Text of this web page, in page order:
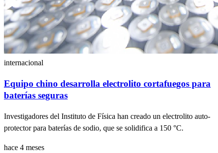
internacional
Equipo chino desarrolla electrolito cortafuegos para
baterías seguras
Investigadores del Instituto de Física han creado un electrolito auto-
protector para baterías de sodio, que se solidifica a 150 °C.
hace 4 meses